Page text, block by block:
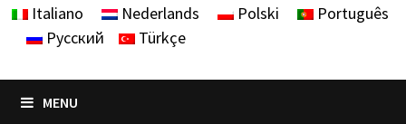
Italiano
Nederlands Polski
Português
Русский
Türkçe
MENU